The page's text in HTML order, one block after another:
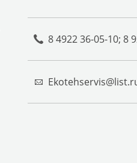
8 4922 36-05-10; 8